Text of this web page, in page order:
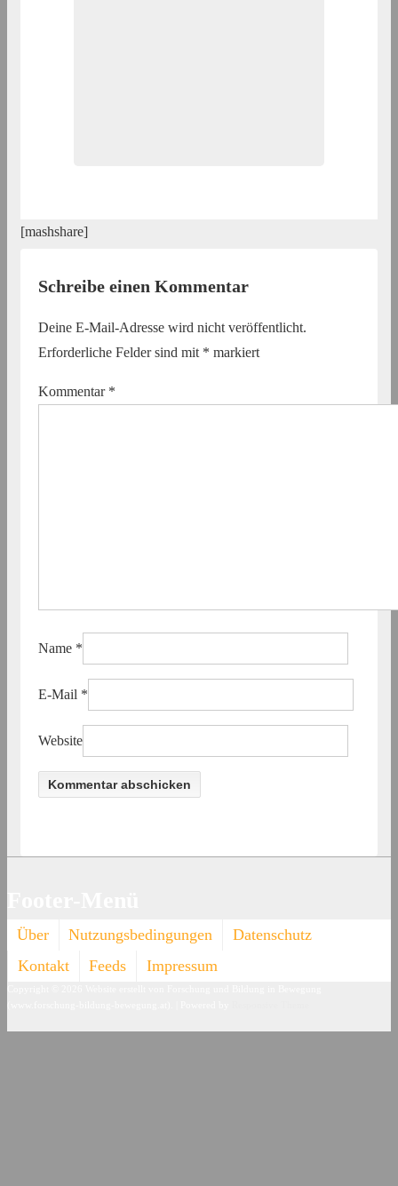
[mashshare]
Schreibe einen Kommentar
Deine E-Mail-Adresse wird nicht veröffentlicht.
Erforderliche Felder sind mit * markiert
Kommentar *
Name *
E-Mail *
Website
Über Nutzungsbedingungen
Datenschutz
Kontakt
Feeds Impressum